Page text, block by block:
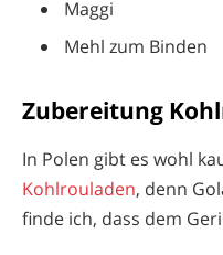
Maggi
Mehl zum Binden
Zubereitung
In Polen gibt es wohl
Kohlrouladen, denn
finde ich, dass dem